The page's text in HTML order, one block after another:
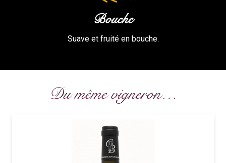
Bouche
Suave et fruité en bouche.
Du même vigneron…